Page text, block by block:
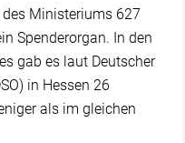
Ministeriums 627
Spenderorgan. In den
gab es laut Deutscher
in Hessen 26
als im gleichen